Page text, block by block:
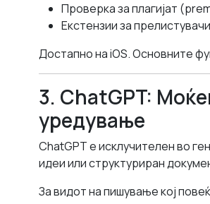
Проверка за плагијат
Екстензии за
Достапно на iOS. Основните
3. ChatGPT:
уредување
ChatGPT е исклучителен во
идеи или структуриран
За видот на пишување кој